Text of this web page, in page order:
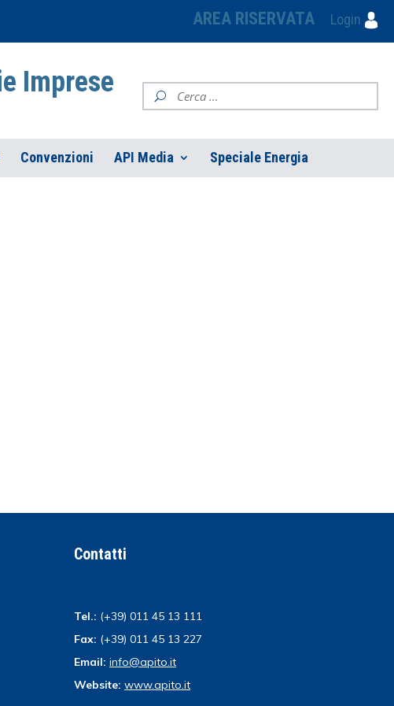
AREA RISERVATA Login
Imprese
Convenzioni API Media Speciale Energia
Contatti
Tel.: (+39) 011 45 13 111
Fax: (+39) 011 45 13 227
Email: info@apito.it
Website: www.apito.it